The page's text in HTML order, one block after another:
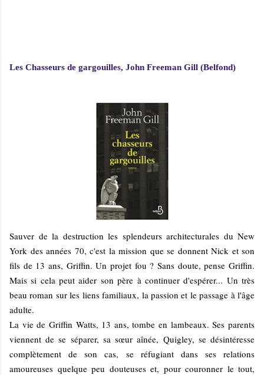
Les Chasseurs de gargouilles, John Freeman Gill (Belfond)
Sauver de la destruction les splendeurs architecturales du New
York des années 70, c'est la mission que se donnent Nick et son
fils de 13 ans, Griffin. Un projet fou ? Sans doute, pense Griffin.
Mais si cela peut aider son père à continuer d'espérer... Un très
beau roman sur les liens familiaux, la passion et le passage à l'âge
adulte.
La vie de Griffin Watts, 13 ans, tombe en lambeaux. Ses parents
viennent de se séparer, sa sœur aînée, Quigley, se désintéresse
complètement de son cas, se réfugiant dans ses relations
amoureuses quelque peu douteuses et, pour couronner le tout,